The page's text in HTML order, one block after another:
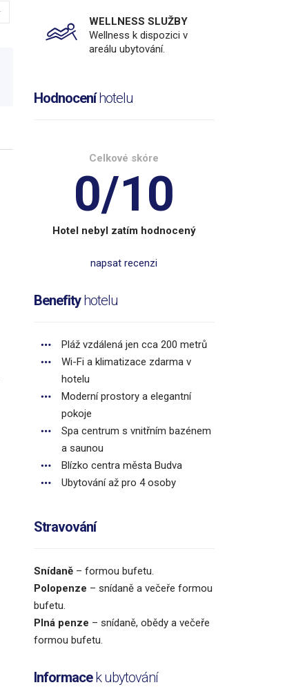
WELLNESS SLUŽBY
Wellness k dispozici v
areálu ubytování.
Hodnoceníhotelu
Celkové skóre
0/10
Hotel nebyl zatím hodnocený
napsat recenzi
Benefityhotelu
Pláž vzdálená jen cca 200 metrů
Wi-Fi a klimatizace zdarma v
hotelu
Moderní prostory a elegantní
pokoje
Spa centrum s vnitřním bazénem
a saunou
Blízko centra města Budva
Ubytování až pro 4 osoby
Stravování
Snídaně– formou bufetu.
Polopenze – snídaně a večeře formou
bufetu.
Plná penze – snídaně, obědy a večeře
formou bufetu.
Informacek ubytování